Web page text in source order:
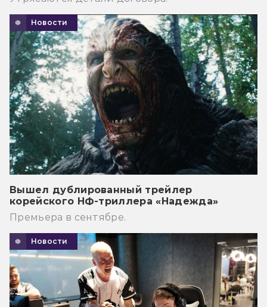
Новости
Вышел дублированный трейлер
корейского НФ-триллера «Надежда»
Премьера в сентябре.
Новости